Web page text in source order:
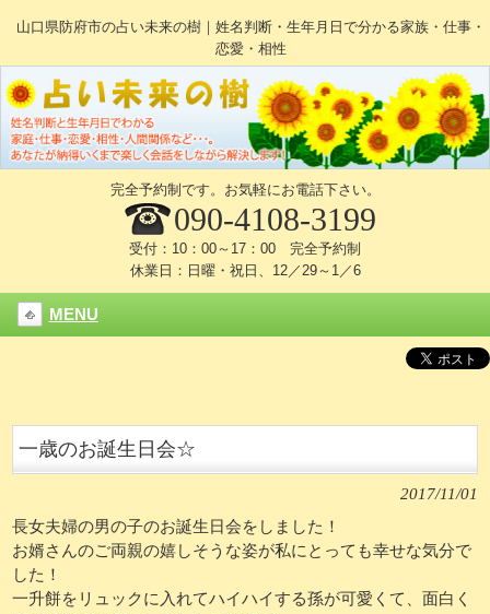
山口県防府市の占い未来の樹｜姓名判断・生年月日で分かる家族・仕事・
恋愛・相性
完全予約制です。お気軽にお電話下さい。
090-4108-3199
受付：10：00～17：00 完全予約制
休業日：日曜・祝日、12／29～1／6
MENU
一歳のお誕生日会☆
2017/11/01
長女夫婦の男の子のお誕生日会をしました！
お婿さんのご両親の嬉しそうな姿が私にとっても幸せな気分で
した！
一升餅をリュックに入れてハイハイする孫が可愛くて、面白く